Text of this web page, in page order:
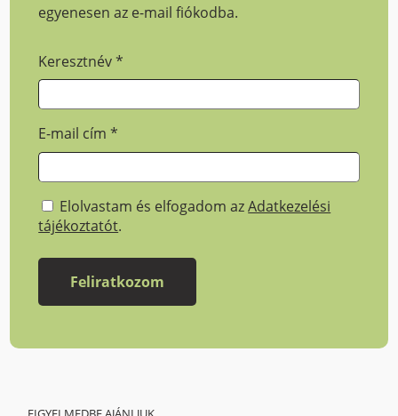
egyenesen az e-mail fiókodba.
Keresztnév*
E-mail cím*
Elolvastam és elfogadom azAdatkezelési
tájékoztatót.